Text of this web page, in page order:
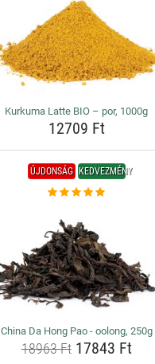
Kurkuma Latte BIO – por, 1000g
12709 Ft
ÚJDONSÁG KEDVEZMÉNY
China Da Hong Pao - oolong, 250g
18963 Ft17843 Ft